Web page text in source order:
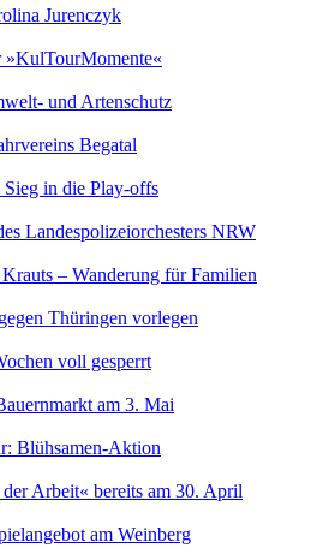
Jurenczyk
»KulTourMomente«
und Artenschutz
Begatal
in die Play-offs
Landespolizeiorchesters NRW
– Wanderung für Familien
Thüringen vorlegen
voll gesperrt
am 3. Mai
Blühsamen-Aktion
Arbeit« bereits am 30. April
am Weinberg